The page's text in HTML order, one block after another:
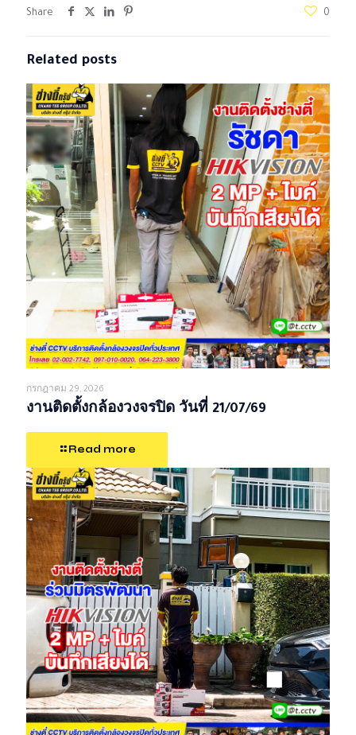
Share 0
Related posts
กรกฎาคม 29, 2026
งานติดตั้งกล้องวงจรปิด วันที่ 21/07/69
Read more